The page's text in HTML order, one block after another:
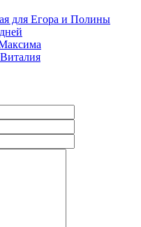
для Егора и Полины